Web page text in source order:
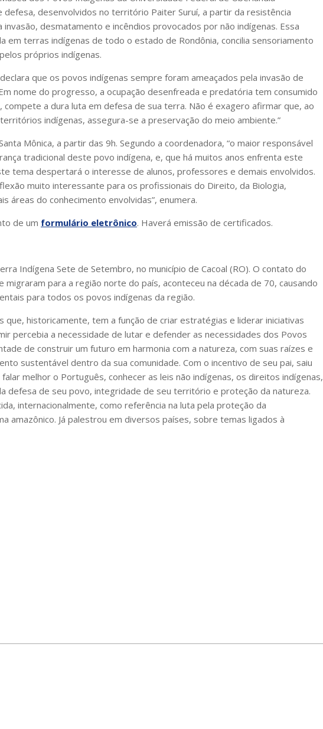
defesa, desenvolvidos no território Paiter Suruí, a partir da resistência
desmatamento e incêndios provocados por não indígenas. Essa
em terras indígenas de todo o estado de Rondônia, concilia sensoriamento
próprios indígenas.
que os povos indígenas sempre foram ameaçados pela invasão de
nome do progresso, a ocupação desenfreada e predatória tem consumido
a dura luta em defesa de sua terra. Não é exagero afirmar que, ao
indígenas, assegura-se a preservação do meio ambiente.”
Mônica, a partir das 9h. Segundo a coordenadora, “o maior responsável
tradicional deste povo indígena, e, que há muitos anos enfrenta este
tema despertará o interesse de alunos, professores e demais envolvidos.
muito interessante para os profissionais do Direito, da Biologia,
áreas do conhecimento envolvidas”, enumera.
de um formulário eletrônico. Haverá emissão de certificados.
Indígena Sete de Setembro, no município de Cacoal (RO). O contato do
migraram para a região norte do país, aconteceu na década de 70, causando
para todos os povos indígenas da região.
historicamente, tem a função de criar estratégias e liderar iniciativas
percebia a necessidade de lutar e defender as necessidades dos Povos
de construir um futuro em harmonia com a natureza, com suas raízes e
sustentável dentro da sua comunidade. Com o incentivo de seu pai, saiu
melhor o Português, conhecer as leis não indígenas, os direitos indígenas,
defesa de seu povo, integridade de seu território e proteção da natureza.
internacionalmente, como referência na luta pela proteção da
amazônico. Já palestrou em diversos países, sobre temas ligados à